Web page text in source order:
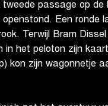
tweede passage op
Een ronde
Terwijl Bram
in het peloton zijn
kon zijn wagonnetje